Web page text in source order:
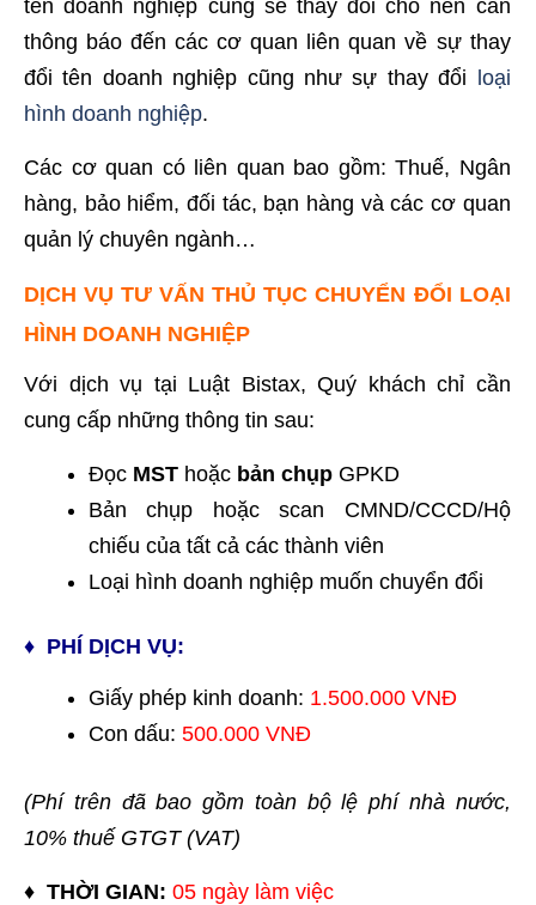
tên doanh nghiệp cũng sẽ thay đổi cho nên cần
thông báo đến các cơ quan liên quan về sự thay
đổi tên doanh nghiệp cũng như sự thay đổi loại
hình doanh nghiệp.
Các cơ quan có liên quan bao gồm: Thuế, Ngân
hàng, bảo hiểm, đối tác, bạn hàng và các cơ quan
quản lý chuyên ngành…
DỊCH VỤ TƯ VẤN THỦ TỤC CHUYỂN ĐỔI LOẠI
HÌNH DOANH NGHIỆP
Với dịch vụ tại Luật Bistax, Quý khách chỉ cần
cung cấp những thông tin sau:
Đọc MST hoặc bản chụp GPKD
Bản chụp hoặc scan CMND/CCCD/Hộ
chiếu của tất cả các thành viên
Loại hình doanh nghiệp muốn chuyển đổi
♦ PHÍ DỊCH VỤ:
Giấy phép kinh doanh: 1.500.000 VNĐ
Con dấu: 500.000 VNĐ
(Phí trên đã bao gồm toàn bộ lệ phí nhà nước,
10% thuế GTGT (VAT)
♦ THỜI GIAN: 05 ngày làm việc